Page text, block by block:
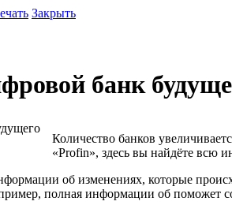
Закрыть
банк
Количество банков
«Profin», здесь вы найдёте всю
об изменениях, которые
полная информации об поможет